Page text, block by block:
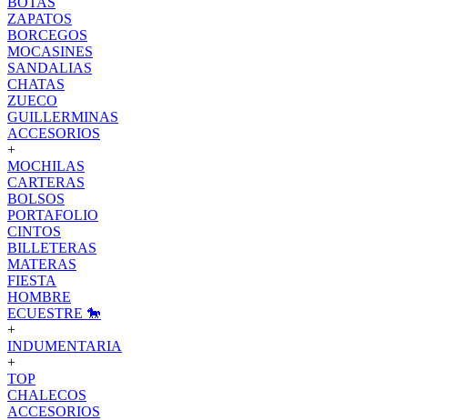
ZAPATOS
BORCEGOS
MOCASINES
SANDALIAS
CHATAS
ZUECO
GUILLERMINAS
ACCESORIOS
+
MOCHILAS
CARTERAS
BOLSOS
PORTAFOLIO
CINTOS
BILLETERAS
MATERAS
FIESTA
HOMBRE
ECUESTRE 🐎
+
INDUMENTARIA
+
TOP
CHALECOS
ACCESORIOS